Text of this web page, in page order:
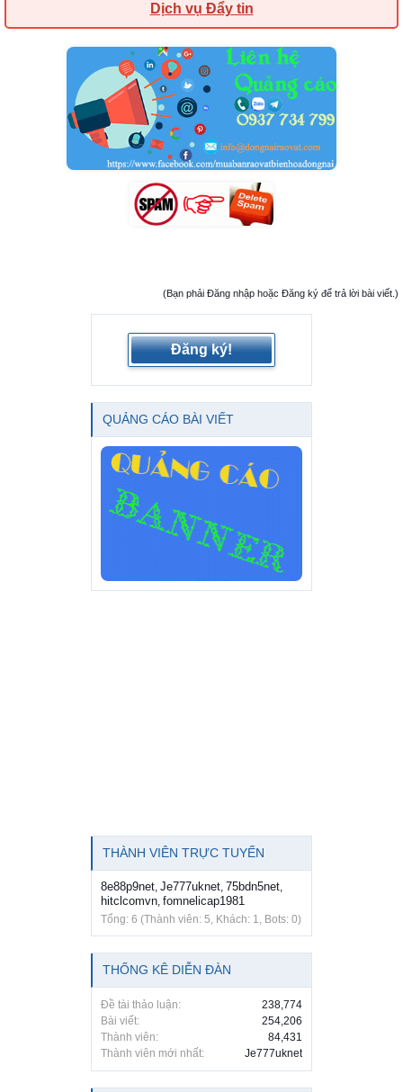
Dịch vụ Đẩy tin
(Bạn phải Đăng nhập hoặc Đăng ký để trả lời bài viết.)
Đăng ký!
QUẢNG CÁO BÀI VIẾT
THÀNH VIÊN TRỰC TUYẾN
8e88p9net Je777uknet 75bdn5net
hitclcomvn fomnelicap1981
Tổng: 6 (Thành viên: 5, Khách: 1, Bots: 0)
THỐNG KÊ DIỄN ĐÀN
Đề tài thảo luận:
238,774
Bài viết:
254,206
Thành viên:
84,431
Thành viên mới nhất:
Je777uknet